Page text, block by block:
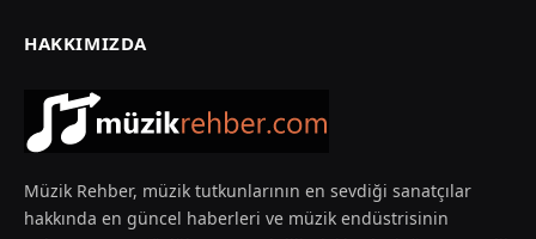
HAKKIMIZDA
Müzik Rehber, müzik tutkunlarının en sevdiği sanatçılar
hakkında en güncel haberleri ve müzik endüstrisinin